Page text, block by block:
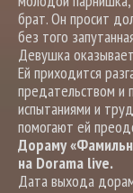
брат. Он просит
без того
Девушка
Ей приходится
предательством и
испытаниями и
помогают ей
Дораму
на Dorama live.
Дата выхода